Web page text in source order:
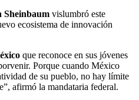
Sheinbaum vislumbró este
ecosistema de innovación
que reconoce en sus jóvenes
Porque cuando México
de su pueblo, no hay límite
afirmó la mandataria federal.